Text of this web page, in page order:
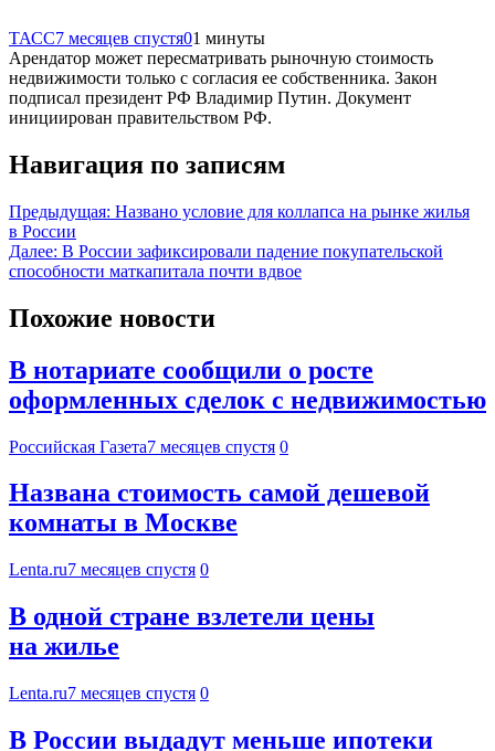
ТАСС7 месяцев спустя01 минуты
Арендатор может пересматривать рыночную стоимость
недвижимости только с согласия ее собственника. Закон
подписал президент РФ Владимир Путин. Документ
инициирован правительством РФ.
Навигация по записям
Предыдущая: Названо условие для коллапса на рынке жилья
в России
Далее: В России зафиксировали падение покупательской
способности маткапитала почти вдвое
Похожие новости
В нотариате сообщили о росте
оформленных сделок с недвижимостью
Российская Газета7 месяцев спустя 0
Названа стоимость самой дешевой
комнаты в Москве
Lenta.ru7 месяцев спустя 0
В одной стране взлетели цены
на жилье
Lenta.ru7 месяцев спустя 0
В России выдадут меньше ипотеки